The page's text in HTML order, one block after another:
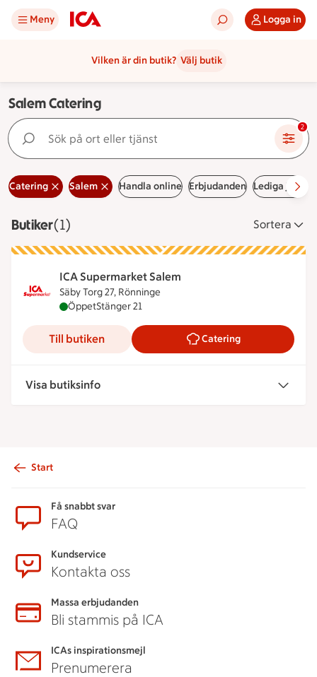
Meny Logga in
Vilken är din butik? Välj butik
Salem Catering
Sök på ort eller tjänst 2
Catering Salem Handla online Erbjudanden Lediga jobb
ButikerVisar 1 stycken
(1) Sortera
ICA Supermarket Salem
Säby Torg 27, Rönninge
ICA Supermarket Salem är öppen nu, stänger
ÖppetStänger 21
Till butiken Catering
Visa butiksinfo
Start
Få snabbt svar
FAQ
Kundservice
Kontakta oss
Massa erbjudanden
Bli stammis på ICA
ICAs inspirationsmejl
Prenumerera